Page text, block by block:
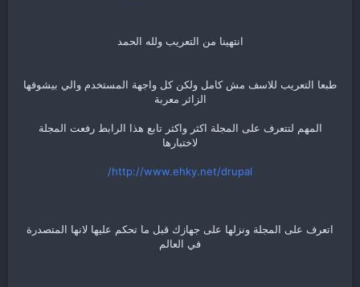
انتهينا من التعريب ولله الحمد
طبعا التعريب للاسف مش كامل ولكن كل واجهة المستخدم والي بيشوفها
الزائر معربة
المهم لتتعرف على المجلة اكثر واكثر تابع هذا الرابط رفعت المجلة
لاختبارها
http://www.ehky.net/drupal/
اتعرف على المجلة ونزلها على جهازك قبل ما تحكم عليها لانها المتصدرة
في العالم